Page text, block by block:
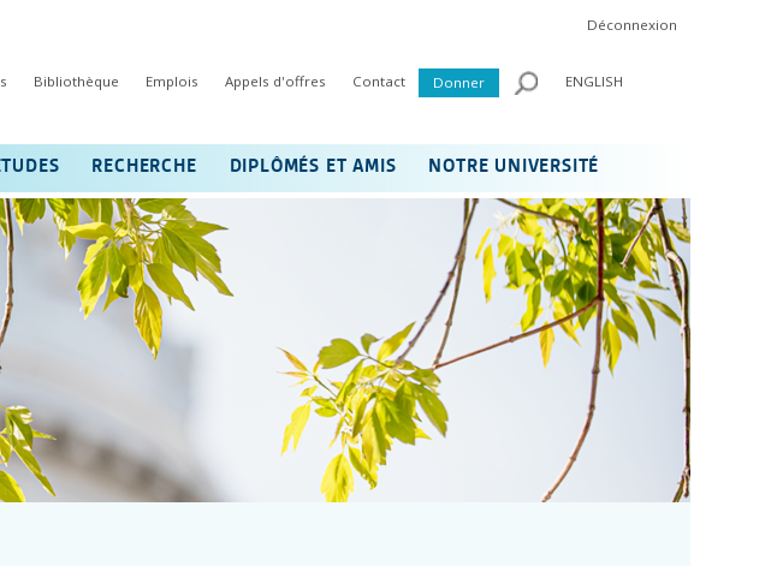
Déconnexion
Bibliothèque Emplois Appels d'offres Contact Donner ENGLISH
RECHERCHE DIPLÔMÉS ET AMIS NOTRE UNIVERSITÉ